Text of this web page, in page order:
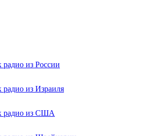
из России
из Израиля
радио из США